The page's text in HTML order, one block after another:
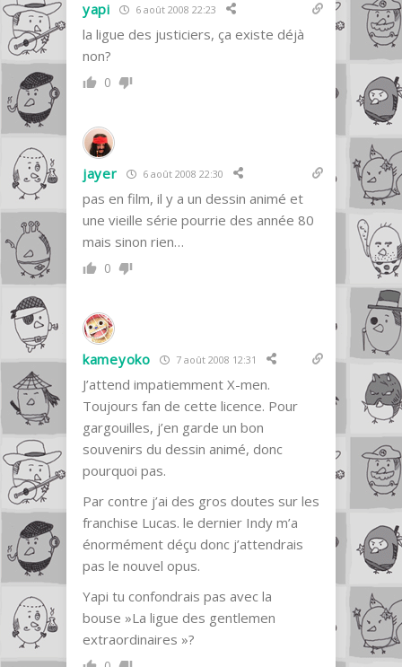
yapi 6 août 2008 22:23
la ligue des justiciers, ça existe déjà
non?
0
jayer 6 août 2008 22:30
pas en film, il y a un dessin animé et
une vieille série pourrie des année 80
mais sinon rien…
0
kameyoko 7 août 2008 12:31
J’attend impatiemment X-men.
Toujours fan de cette licence. Pour
gargouilles, j’en garde un bon
souvenirs du dessin animé, donc
pourquoi pas.
Par contre j’ai des gros doutes sur les
franchise Lucas. le dernier Indy m’a
énormément déçu donc j’attendrais
pas le nouvel opus.
Yapi tu confondrais pas avec la
bouse »La ligue des gentlemen
extraordinaires »?